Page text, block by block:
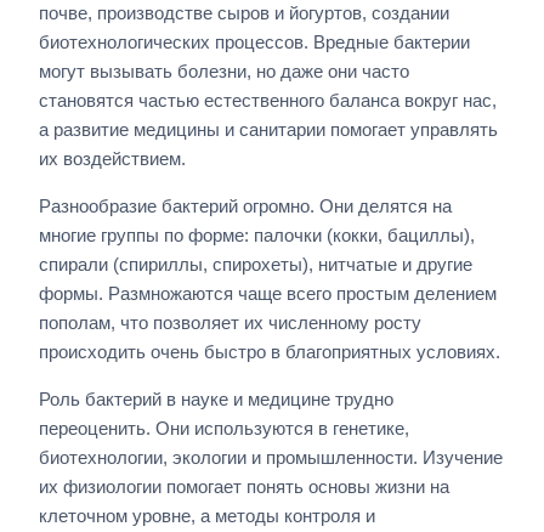
почве, производстве сыров и йогуртов, создании
биотехнологических процессов. Вредные бактерии
могут вызывать болезни, но даже они часто
становятся частью естественного баланса вокруг нас,
а развитие медицины и санитарии помогает управлять
их воздействием.
Разнообразие бактерий огромно. Они делятся на
многие группы по форме: палочки (кокки, бациллы),
спирали (спириллы, спирохеты), нитчатые и другие
формы. Размножаются чаще всего простым делением
пополам, что позволяет их численному росту
происходить очень быстро в благоприятных условиях.
Роль бактерий в науке и медицине трудно
переоценить. Они используются в генетике,
биотехнологии, экологии и промышленности. Изучение
их физиологии помогает понять основы жизни на
клеточном уровне, а методы контроля и